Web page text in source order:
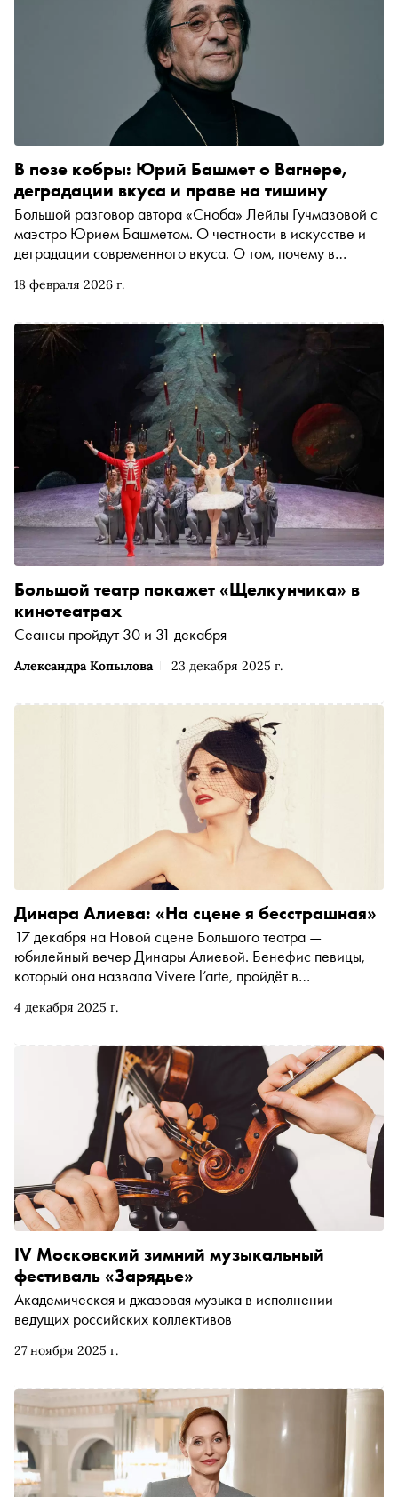
18 февраля 2026 г.
В позе кобры: Юрий Башмет о Вагнере,
деградации вкуса и праве на тишину
Большой разговор автора «Сноба» Лейлы Гучмазовой с
маэстро Юрием Башметом. О честности в искусстве и
деградации современного вкуса. О том, почему в
слушателю пространство для личного полёта. О «позе
калибра Чайковского и Штрауса вплетали гул истории в
свои произведения
Александра Копылова 23 декабря 2025 г.
Большой театр покажет «Щелкунчика» в
кинотеатрах
Сеансы пройдут 30 и 31 декабря
4 декабря 2025 г.
Динара Алиева: «На сцене я бесстрашная»
17 декабря на Новой сцене Большого театра —
юбилейный вечер Динары Алиевой. Бенефис певицы,
который она назвала Vivere l’arte, пройдёт в
Большого театра. В интервью «Снобу» Динара
Виллазоном, неожиданных режиссёрских решениях и
желании сняться в кино
27 ноября 2025 г.
IV Московский зимний музыкальный
фестиваль «Зарядье»
Академическая и джазовая музыка в исполнении
ведущих российских коллективов